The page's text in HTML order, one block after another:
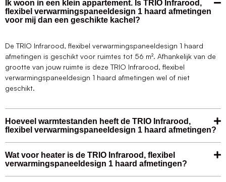
Ik woon in een klein appartement. Is TRIO Infrarood,
flexibel verwarmingspaneeldesign 1 haard afmetingen
voor mij dan een geschikte kachel?
De TRIO Infrarood, flexibel verwarmingspaneeldesign 1 haard
afmetingen is geschikt voor ruimtes tot 56 m². Afhankelijk van de
grootte van jouw ruimte is deze TRIO Infrarood, flexibel
verwarmingspaneeldesign 1 haard afmetingen wel of niet
geschikt.
Hoeveel warmtestanden heeft de TRIO Infrarood,
flexibel verwarmingspaneeldesign 1 haard afmetingen?
Wat voor heater is de TRIO Infrarood, flexibel
verwarmingspaneeldesign 1 haard afmetingen?